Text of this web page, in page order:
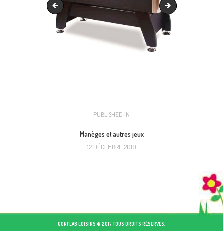
Table de Air Hockey Capture d’écran
NAVIGATION
PUBLISHED IN
Manèges et autres jeux
12 DÉCEMBRE 2019
GONFLAB LOISIRS © 2017 TOUS DROITS RÉSERVÉS.